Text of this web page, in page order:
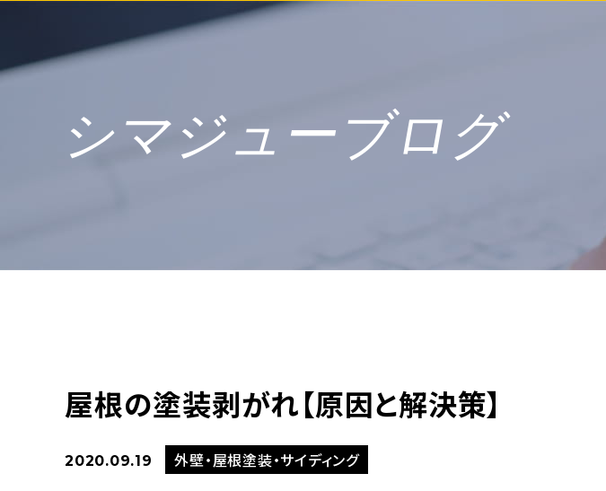
シマジューブログ
屋根の塗装剥がれ【原因と解決策】
2020.09.19 外壁・屋根塗装・サイディング